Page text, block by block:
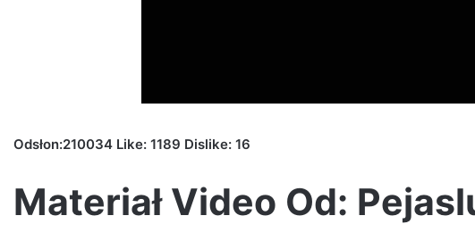
Odsłon:210034 Like: 1189 Dislike: 16
Materiał Video Od: